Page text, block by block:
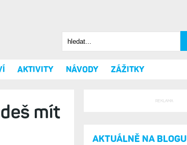
Vyhledávání
Hledat
AKTIVITY NÁVODY ZÁŽITKY
mít
REKLAMA
AKTUÁLNĚ NA BLOGU